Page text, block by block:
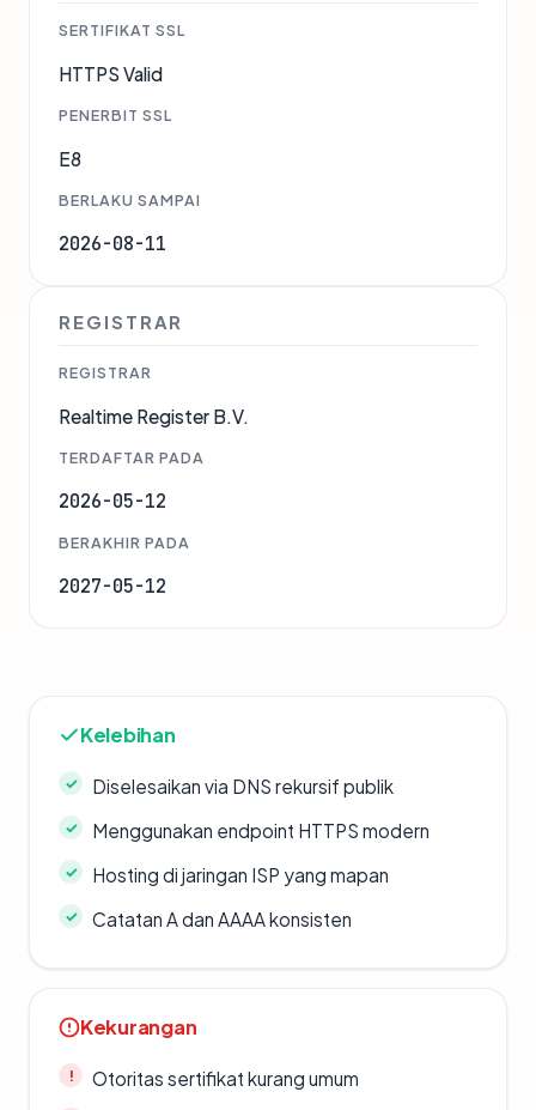
SERTIFIKAT SSL
HTTPS Valid
PENERBIT SSL
E8
BERLAKU SAMPAI
2026-08-11
REGISTRAR
REGISTRAR
Realtime Register B.V.
TERDAFTAR PADA
2026-05-12
BERAKHIR PADA
2027-05-12
Kelebihan
Diselesaikan via DNS rekursif publik
Menggunakan endpoint HTTPS modern
Hosting di jaringan ISP yang mapan
Catatan A dan AAAA konsisten
Kekurangan
Otoritas sertifikat kurang umum